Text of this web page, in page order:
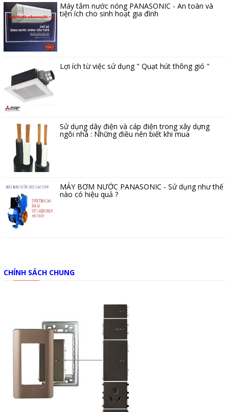
Máy tắm nước nóng PANASONIC - An toàn và
tiện ích cho sinh hoạt gia đình
Lợi ích từ việc sử dụng " Quạt hút thông gió "
Sử dụng dây điện và cáp điện trong xây dựng
ngôi nhà : Những điều nên biết khi mua
MÁY BƠM NƯỚC PANASONIC - Sử dụng như thế
nào có hiệu quả ?
CHÍNH SÁCH CHUNG